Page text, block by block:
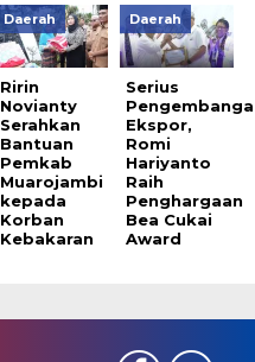
Daerah
Ririn
Novianty
Serahkan
Bantuan
Pemkab
Muarojambi
kepada
Korban
Kebakaran
Daerah
Serius
Ekspor,
Romi
Hariyanto
Raih
Penghargaan
Bea Cukai
Award